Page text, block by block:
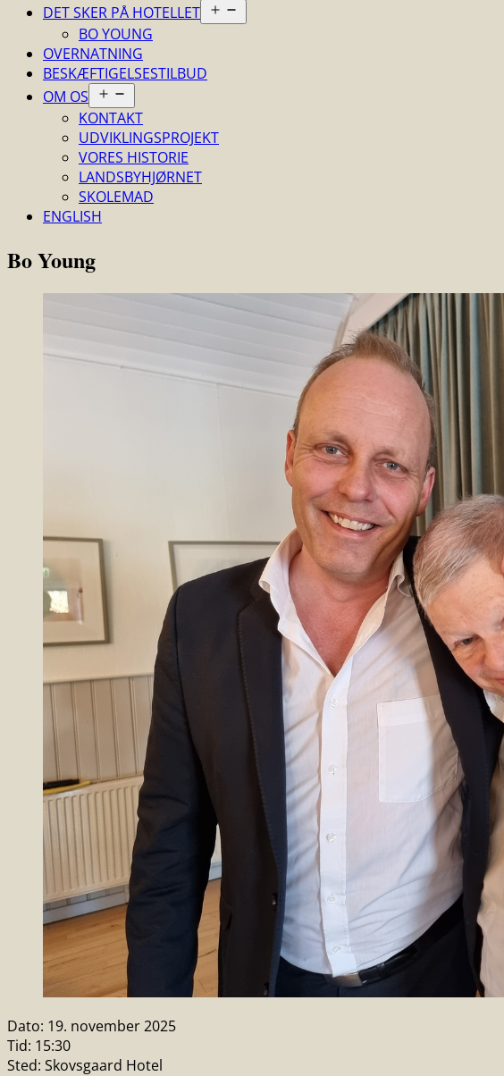
DET SKER PÅ HOTELLET
menu
BO YOUNG
OVERNATNING
BESKÆFTIGELSESTILBUD
OM OS
menu
KONTAKT
UDVIKLINGSPROJEKT
VORES HISTORIE
LANDSBYHJØRNET
SKOLEMAD
ENGLISH
Bo Young
Dato: 19. november 2025
Tid: 15:30
Sted: Skovsgaard Hotel